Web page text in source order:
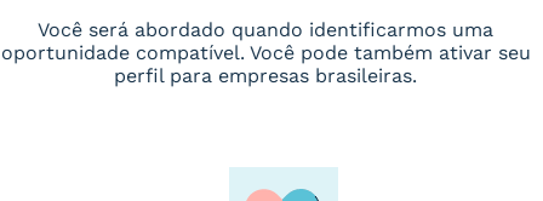
Você será abordado quando identificarmos uma
oportunidade compatível. Você pode também ativar seu
perfil para empresas brasileiras.